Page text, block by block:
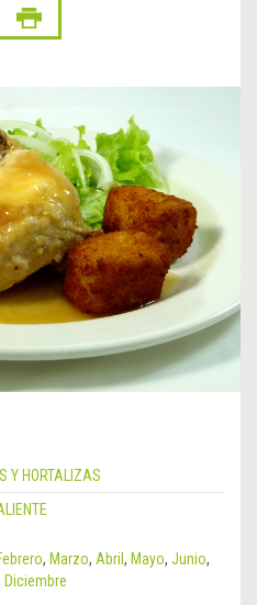
Y HORTALIZAS
, Marzo, Abril , Mayo, Junio,
Diciembre